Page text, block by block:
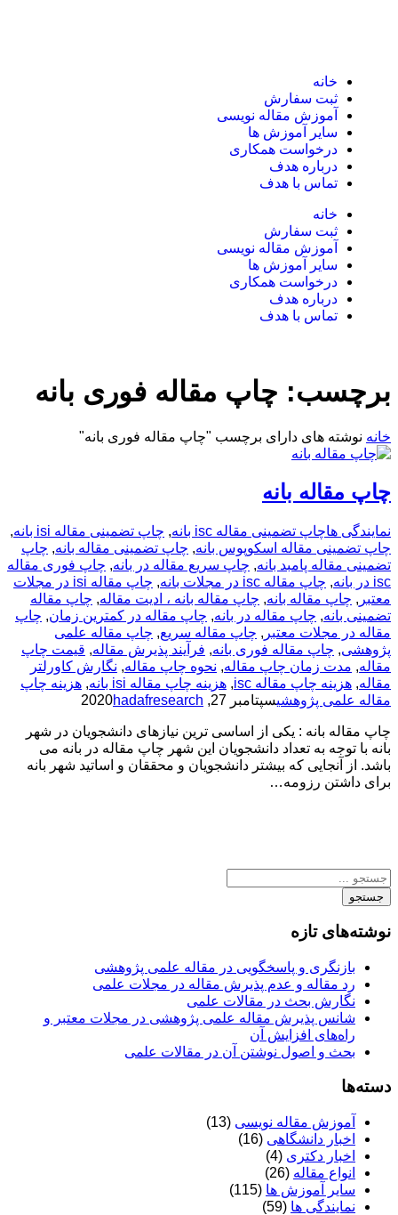
خانه
ثبت سفارش
آموزش مقاله نویسی
سایر آموزش ها
درخواست همکاری
درباره هدف
تماس با هدف
خانه
ثبت سفارش
آموزش مقاله نویسی
سایر آموزش ها
درخواست همکاری
درباره هدف
تماس با هدف
برچسب: چاپ مقاله فوری بانه
خانه نوشته های دارای برچسب "چاپ مقاله فوری بانه"
چاپ مقاله بانه
نمایندگی هاچاپ تضمینی مقاله isc بانه , چاپ تضمینی مقاله isi بانه
,
چاپ تضمینی مقاله اسکوپوس بانه, چاپ تضمینی مقاله بانه, چاپ
تضمینی مقاله پامبد بانه, چاپ سریع مقاله در بانه, چاپ فوری مقاله
isc در بانه
, چاپ مقاله isc در مجلات بانه ,
چاپ مقاله isi در مجلات
معتبر , چاپ مقاله بانه, چاپ مقاله بانه ، ادیت مقاله, چاپ مقاله
تضمینی بانه, چاپ مقاله در بانه, چاپ مقاله در کمترین زمان, چاپ
مقاله در مجلات معتبر , چاپ مقاله سریع, چاپ مقاله علمی
پژوهشی, چاپ مقاله فوری بانه, فرآیند پذیرش مقاله, قیمت چاپ
مقاله, مدت زمان چاپ مقاله, نحوه چاپ مقاله, نگارش کاورلتر
مقاله, هزینه چاپ مقاله isc , هزینه چاپ مقاله isi بانه , هزینه چاپ
مقاله علمی پژوهشیسپتامبر 27, 2020 hadafresearch
چاپ مقاله بانه : یکی از اساسی ترین نیازهای دانشجویان در شهر
بانه با توجه به تعداد دانشجویان این شهر چاپ مقاله در بانه می
باشد. از آنجایی که بیشتر دانشجویان و محققان و اساتید شهر بانه
برای داشتن رزومه…
جستجو
نوشته‌های تازه
بازنگری و پاسخگویی در مقاله علمی پژوهشی
رد مقاله و عدم پذیرش مقاله در مجلات علمی
نگارش بحث در مقالات علمی
شانس پذیرش مقاله علمی پژوهشی در مجلات معتبر و
راه‌های افزایش آن
بحث و اصول نوشتن آن در مقالات علمی
دسته‌ها
آموزش مقاله نویسی (13)
اخبار دانشگاهی (16)
اخبار دکتری (4)
انواع مقاله (26)
سایر آموزش ها (115)
نمایندگی ها (59)